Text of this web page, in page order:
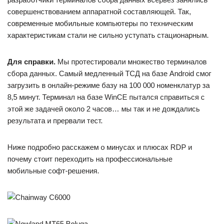
совершенствованием аппаратной составляющей. Так,
современные мобильные компьютеры по техническим
характеристикам стали не сильно уступать стационарным.
Для справки. Мы протестировали множество терминалов
сбора данных. Самый медленный ТСД на базе Android смог
загрузить в онлайн-режиме базу на 100 000 номенклатур за
8,5 минут. Терминал на базе WinCE пытался справиться с
этой же задачей около 2 часов… мы так и не дождались
результата и прервали тест.
Ниже подробно расскажем о минусах и плюсах RDP и
почему стоит переходить на профессиональные
мобильные софт-решения.